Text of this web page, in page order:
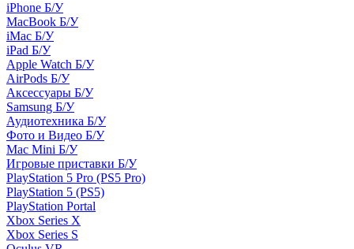
iPhone Б/У
MacBook Б/У
iMac Б/У
iPad Б/У
Apple Watch Б/У
AirPods Б/У
Аксессуары Б/У
Samsung Б/У
Аудиотехника Б/У
Фото и Видео Б/У
Mac Mini Б/У
Игровые приставки Б/У
PlayStation 5 Pro (PS5 Pro)
PlayStation 5 (PS5)
PlayStation Portal
Xbox Series X
Xbox Series S